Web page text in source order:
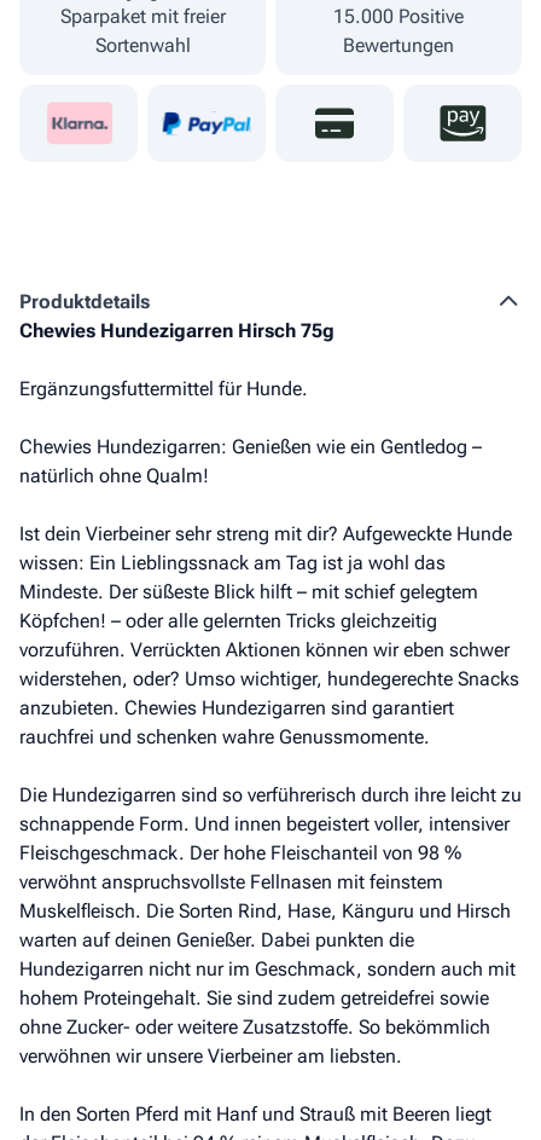
Sparpaket mit freier
Sortenwahl
15.000 Positive
Bewertungen
Produkt­details
Chewies Hundezigarren Hirsch 75g
Ergänzungsfuttermittel für Hunde.
Chewies Hundezigarren: Genießen wie ein Gentledog –
natürlich ohne Qualm!
Ist dein Vierbeiner sehr streng mit dir? Aufgeweckte Hunde
wissen: Ein Lieblingssnack am Tag ist ja wohl das
Mindeste. Der süßeste Blick hilft – mit schief gelegtem
Köpfchen! – oder alle gelernten Tricks gleichzeitig
vorzuführen. Verrückten Aktionen können wir eben schwer
widerstehen, oder? Umso wichtiger, hundegerechte Snacks
anzubieten. Chewies Hundezigarren sind garantiert
rauchfrei und schenken wahre Genussmomente.
Die Hundezigarren sind so verführerisch durch ihre leicht zu
schnappende Form. Und innen begeistert voller, intensiver
Fleischgeschmack. Der hohe Fleischanteil von 98 %
verwöhnt anspruchsvollste Fellnasen mit feinstem
Muskelfleisch. Die Sorten Rind, Hase, Känguru und Hirsch
warten auf deinen Genießer. Dabei punkten die
Hundezigarren nicht nur im Geschmack, sondern auch mit
hohem Proteingehalt. Sie sind zudem getreidefrei sowie
ohne Zucker- oder weitere Zusatzstoffe. So bekömmlich
verwöhnen wir unsere Vierbeiner am liebsten.
In den Sorten Pferd mit Hanf und Strauß mit Beeren liegt